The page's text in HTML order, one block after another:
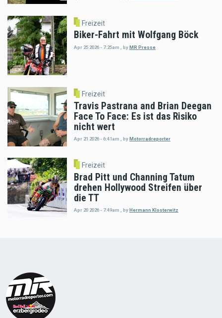
Freizeit
Biker-Fahrt mit Wolfgang Böck
Apr 25 2026 - 7:25am byMR Presse
Freizeit
Travis Pastrana and Brian Deegan
Face To Face: Es ist das Risiko
nicht wert
Apr 21 2026 - 6:41am , by Motorradreporter
Freizeit
Brad Pitt und Channing Tatum
drehen Hollywood Streifen über
die TT
Apr 20 2026 - 7:49am byHermann Klosterwitz